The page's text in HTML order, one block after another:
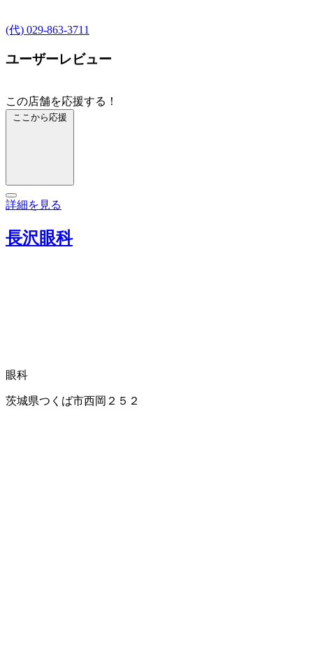
(代) 029-863-3711
ユーザーレビュー
この店舗を応援する！
ここから応援
詳細を見る
長沢眼科
眼科
茨城県つくば市西岡２５２